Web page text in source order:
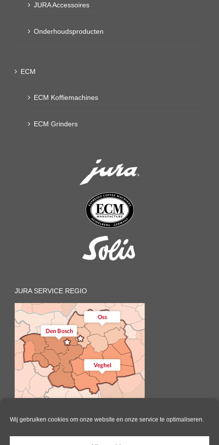
Wij gebruiken cookies om onze website en onze service te optimaliseren.
JURA Accessoires
Onderhoudsproducten
ECM
ECM Koffiemachines
ECM Grinders
JURA SERVICE REGIO